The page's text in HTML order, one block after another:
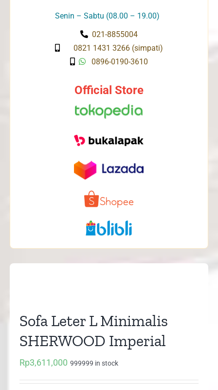
Senin – Sabtu (08.00 – 19.00)
021-8855004
0821 1431 3266 (simpati)
0896-0190-3610
Official Store
Sofa Leter L Minimalis
SHERWOOD Imperial
Rp3,611,000 999999 in stock